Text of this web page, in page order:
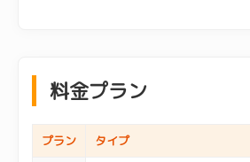
料金プラン
プラン タイプ